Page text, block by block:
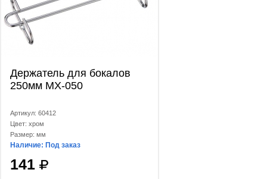
Держатель для бокалов
250мм МХ-050
Артикул: 60412
Цвет: хром
Размер: мм
Наличие: Под заказ
141